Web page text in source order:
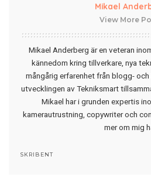
Mikael
View More
Mikael Anderberg är en veteran
kännedom kring tillverkare, nya
mångårig erfarenhet från blogg-
utvecklingen av Tekniksmart
Mikael har i grunden expertis
kamerautrustning, copywriter och
mer om mig
SKRIBENT